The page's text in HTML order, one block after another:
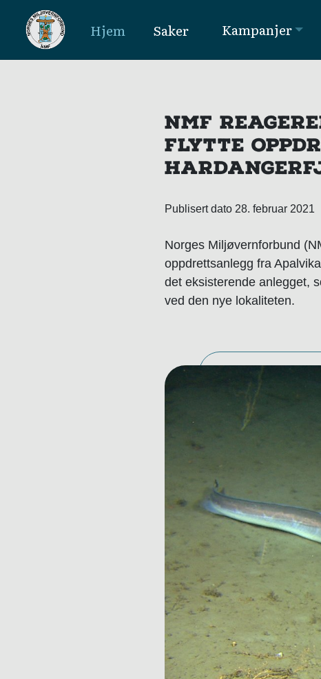
MAIN NAVIGATION
Hjem Saker Kampanjer
NMF
FLYTTE
Publisert dato 28. februar 2021
Norges Miljøvernforbund
oppdrettsanlegg fra
det eksisterende anlegget,
ved den nye lokaliteten.